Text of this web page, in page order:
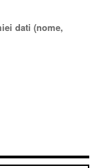
dati (nome,